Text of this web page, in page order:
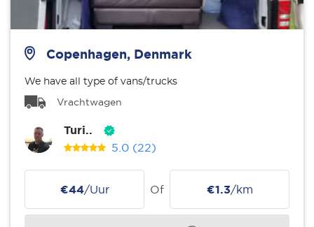
Copenhagen, Denmark
We have all type of vans/trucks
Vrachtwagen
Turi..
5.0 (22)
€44/Uur Of €1.3/km